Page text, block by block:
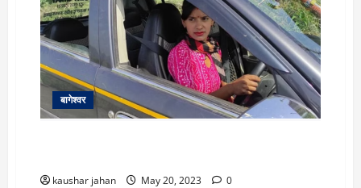
बागेश्वर
kaushar jahan May 20, 2023 0